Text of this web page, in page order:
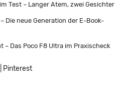
Test – Langer Atem, zwei Gesichter
Die neue Generation der E-Book-
Das Poco F8 Ultra im Praxischeck
Pinterest